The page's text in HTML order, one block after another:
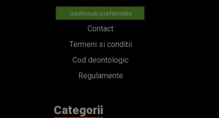
Gestionați preferințele
Contact
Termeni si conditii
Cod deontologic
Regulamente
Categorii